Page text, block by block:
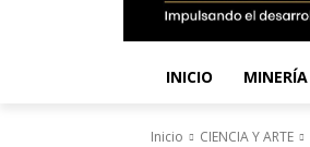
INICIO MINERÍA
Inicio CIENCIA Y ARTE